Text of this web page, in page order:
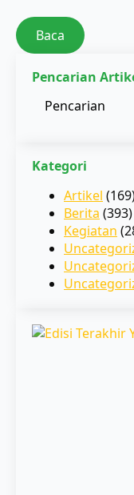
Baca
Pencarian
Kategori
Artikel
Berita (393)
Kegiatan